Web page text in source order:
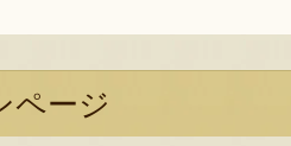
ページ